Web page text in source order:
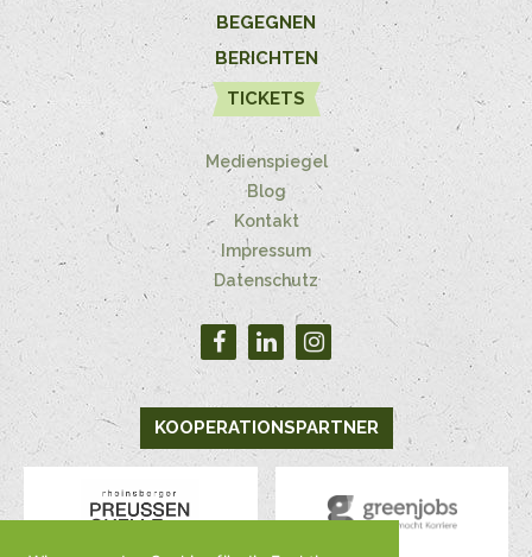
BEGEGNEN
BERICHTEN
TICKETS
Medienspiegel
Blog
Kontakt
Impressum
Datenschutz
KOOPERATIONSPARTNER